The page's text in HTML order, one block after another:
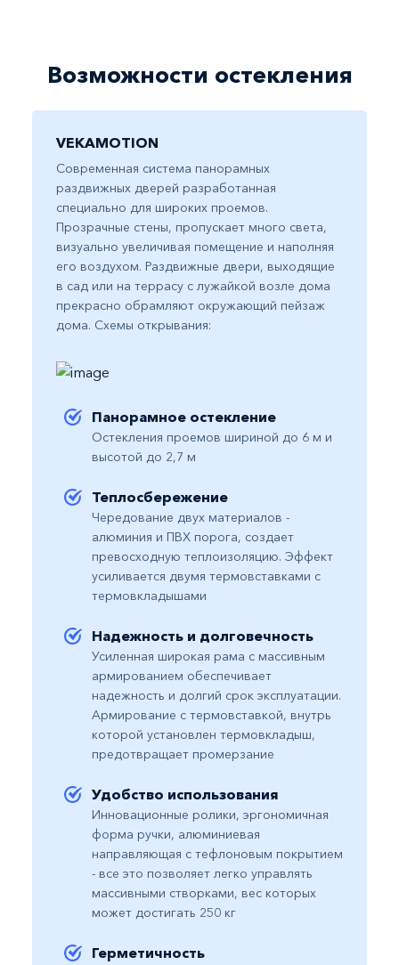
Возможности остекления
VEKAMOTION
Современная система панорамных
раздвижных дверей разработанная
специально для широких проемов.
Прозрачные стены, пропускает много света,
визуально увеличивая помещение и наполняя
его воздухом. Раздвижные двери, выходящие
в сад или на террасу с лужайкой возле дома
прекрасно обрамляют окружающий пейзаж
дома. Схемы открывания:
Панорамное остекление
​Остекления проемов шириной до 6 м и
высотой до 2,7 м
Теплосбережение
​Чередование двух материалов -
алюминия и ПВХ порога, создает
превосходную теплоизоляцию. Эффект
усиливается двумя термовставками с
термовкладышами
Надежность и долговечность
Усиленная широкая рама с массивным
армированием обеспечивает
надежность и долгий срок эксплуатации.
Армирование с термовставкой, внутрь
которой установлен термовкладыш,
предотвращает промерзание
Удобство использования​
​Инновационные ролики, эргономичная
форма ручки, алюминиевая
направляющая с тефлоновым покрытием
- все это позволяет легко управлять
массивными створками, вес которых
может достигать 250 кг
Герметичность